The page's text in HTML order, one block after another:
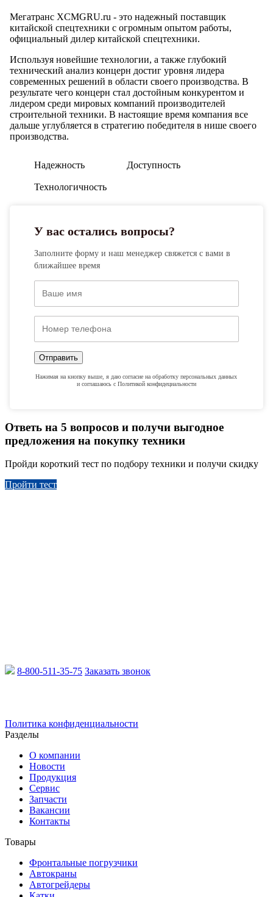
Мегатранс XCMGRU.ru - это надежный поставщик
китайской спецтехники с огромным опытом работы,
официальный дилер китайской спецтехники.
Используя новейшие технологии, а также глубокий
технический анализ концерн достиг уровня лидера
современных решений в области своего производства. В
результате чего концерн стал достойным конкурентом и
лидером среди мировых компаний производителей
строительной техники. В настоящие время компания все
дальше углубляется в стратегию победителя в нише своего
производства.
Надежность Доступность
Технологичность
У вас остались вопросы?
Заполните форму и наш менеджер свяжется с вами в
ближайшее время
Отправить
Нажимая на кнопку выше, я даю согласие на обработку персональных данных
и соглашаюсь с Политикой конфидециальности
Ответь на 5 вопросов и получи выгодное
предложения на покупку техники
Пройди короткий тест по подбору техники и получи скидку
Пройти тест
8-800-511-35-75 Заказать звонок
Политика конфиденциальности
Разделы
О компании
Новости
Продукция
Сервис
Запчасти
Вакансии
Контакты
Товары
Фронтальные погрузчики
Автокраны
Автогрейдеры